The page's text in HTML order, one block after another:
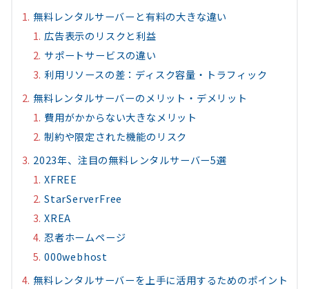
無料レンタルサーバーと有料の大きな違い
広告表示のリスクと利益
サポートサービスの違い
利用リソースの差：ディスク容量・トラフィック
無料レンタルサーバーのメリット・デメリット
費用がかからない大きなメリット
制約や限定された機能のリスク
2023年、注目の無料レンタルサーバー5選
XFREE
StarServerFree
XREA
忍者ホームページ
000webhost
無料レンタルサーバーを上手に活用するためのポイント